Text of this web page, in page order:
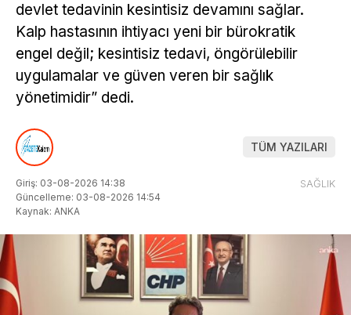
devlet tedavinin kesintisiz devamını sağlar.
Kalp hastasının ihtiyacı yeni bir bürokratik
engel değil; kesintisiz tedavi, öngörülebilir
uygulamalar ve güven veren bir sağlık
yönetimidir” dedi.
TÜM YAZILARI
Giriş: 03-08-2026 14:38
Güncelleme: 03-08-2026 14:54
Kaynak: ANKA
SAĞLIK